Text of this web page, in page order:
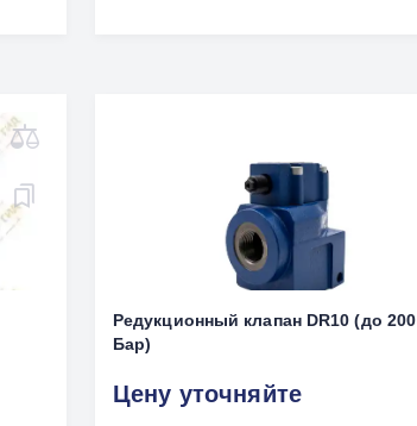
Редукционный клапан DR10 (до 200
Бар)
Цену уточняйте